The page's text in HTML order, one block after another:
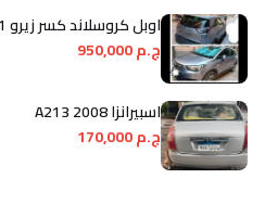
اوبل كروسلاند كسر زيرو 2021
ج.م 950,000
اسبيرانزا A213 2008
ج.م 170,000